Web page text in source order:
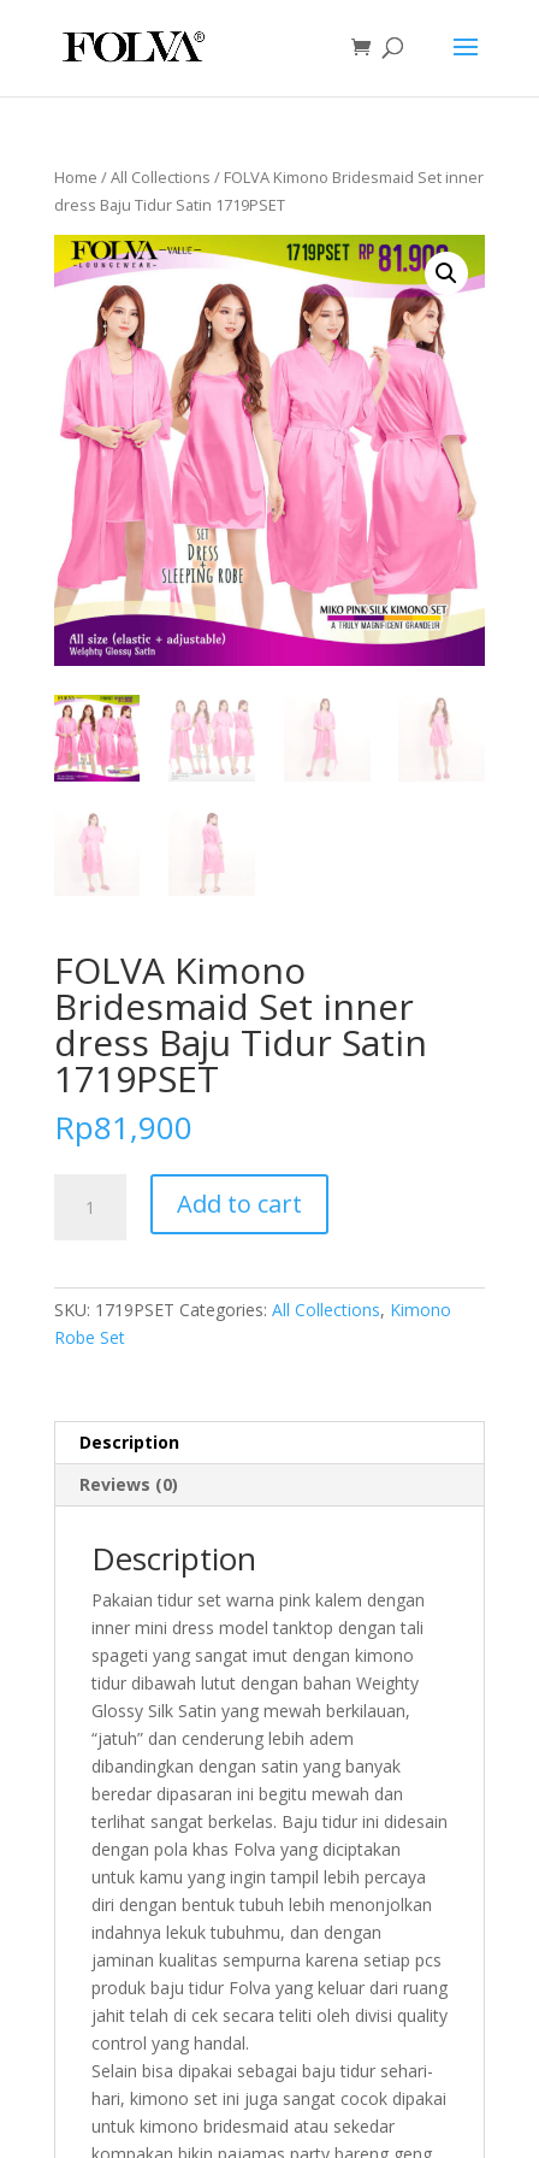
Home /All Collections / FOLVA Kimono Bridesmaid Set inner
dress Baju Tidur Satin 1719PSET
FOLVA Kimono
Bridesmaid Set inner
dress Baju Tidur Satin
1719PSET
Rp81,900
Kimono
dress
1719PSET
quantity
Add to cart
SKU: 1719PSET Categories: All Collections, Kimono
Robe Set
Description
Reviews (0)
Description
Pakaian tidur set warna pink kalem dengan
inner mini dress model tanktop dengan tali
spageti yang sangat imut dengan kimono
tidur dibawah lutut dengan bahan Weighty
Glossy Silk Satin yang mewah berkilauan,
“jatuh” dan cenderung lebih adem
dibandingkan dengan satin yang banyak
beredar dipasaran ini begitu mewah dan
terlihat sangat berkelas. Baju tidur ini didesain
dengan pola khas Folva yang diciptakan
untuk kamu yang ingin tampil lebih percaya
diri dengan bentuk tubuh lebih menonjolkan
indahnya lekuk tubuhmu, dan dengan
jaminan kualitas sempurna karena setiap pcs
produk baju tidur Folva yang keluar dari ruang
jahit telah di cek secara teliti oleh divisi quality
control yang handal.
Selain bisa dipakai sebagai baju tidur sehari-
hari, kimono set ini juga sangat cocok dipakai
untuk kimono bridesmaid atau sekedar